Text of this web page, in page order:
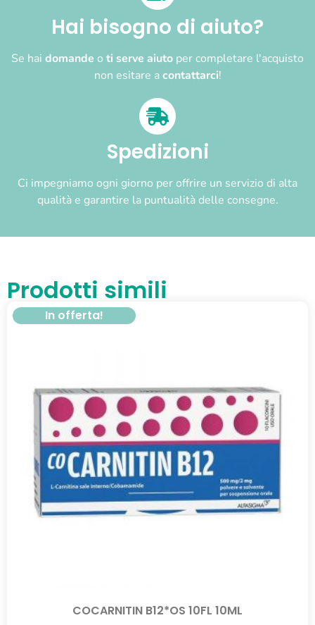
Hai bisogno di aiuto?
Se hai domande o ti serve aiuto per completare l'acquisto
non esitare acontattarci!
Spedizioni
Ci impegniamo ogni giorno per offrire un servizio di alta
qualità e garantire la puntualità delle consegne.
Prodotti simili
In offerta!
COCARNITIN B12*OS 10FL 10ML